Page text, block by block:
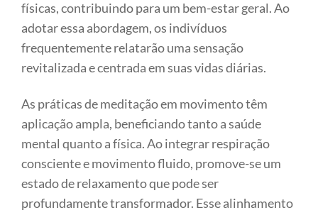
físicas, contribuindo para um bem-estar geral. Ao
adotar essa abordagem, os indivíduos
frequentemente relatarão uma sensação
revitalizada e centrada em suas vidas diárias.
As práticas de meditação em movimento têm
aplicação ampla, beneficiando tanto a saúde
mental quanto a física. Ao integrar respiração
consciente e movimento fluido, promove-se um
estado de relaxamento que pode ser
profundamente transformador. Esse alinhamento